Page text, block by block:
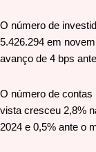
O número de
5.426.294 em
avanço de 4 bps
O número de contas
vista cresceu 2,8%
2024 e 0,5% ante o